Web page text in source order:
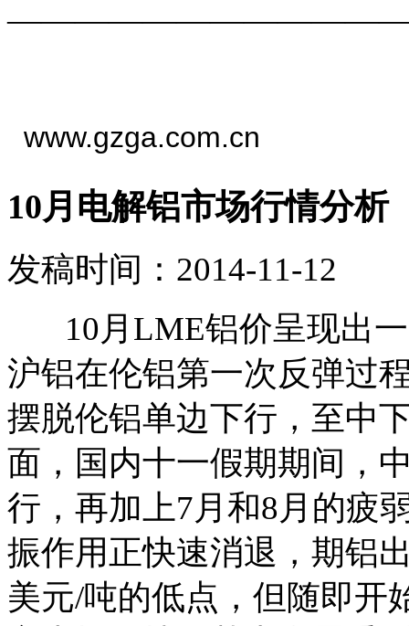
———————————
www.gzga.com.cn
10月电解铝市场行情分析
发稿时间：2014-11-12
10月LME铝价呈现出一
沪铝在伦铝第一次反弹过
摆脱伦铝单边下行，至中
面，国内十一假期期间，
行，再加上7月和8月的疲
振作用正快速消退，期铝
美元/吨的低点，但随即开